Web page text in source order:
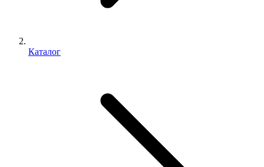
Каталог